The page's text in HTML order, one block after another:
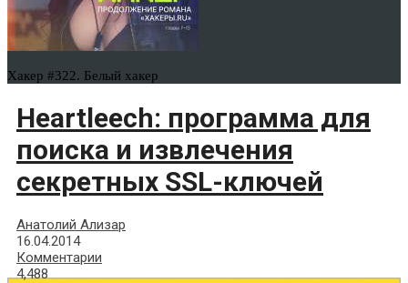
Хакер #322. Белый хакер
Heartleech: программа для
поиска и извлечения
секретных SSL-ключей
Анатолий Ализар
16.04.2014
Комментарии
4,488